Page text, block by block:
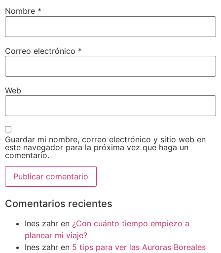
Nombre *
Correo electrónico *
Web
Guardar mi nombre, correo electrónico y sitio web en
este navegador para la próxima vez que haga un
comentario.
Comentarios recientes
Ines zahr en ¿Con cuánto tiempo empiezo a
planear mi viaje?
Ines zahr en 5 tips para ver las Auroras Boreales